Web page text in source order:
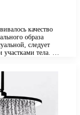
качество
образа
следует
участками тела. …